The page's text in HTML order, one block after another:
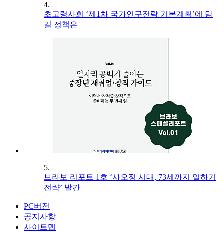
4.
초고령사회 ‘제1차 국가인구전략 기본계획’에 담
길 정책은
5.
브라보 리포트 1호 ‘사오정 시대, 73세까지 일하기
전략’ 발간
PC버전
공지사항
사이트맵